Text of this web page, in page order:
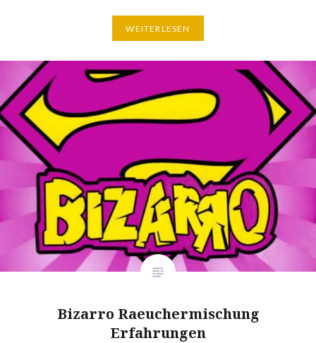
WEITERLESEN
Bizarro Raeuchermischung
Erfahrungen